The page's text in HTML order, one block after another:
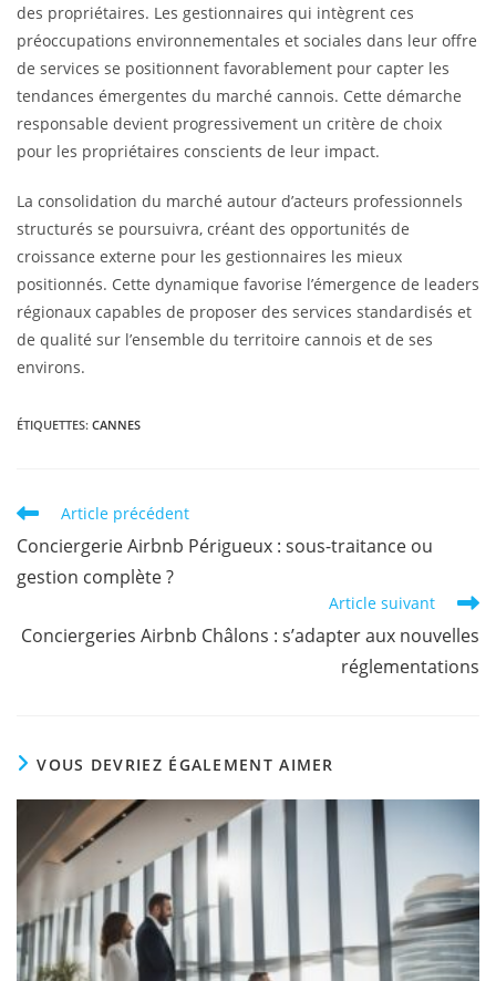
des propriétaires. Les gestionnaires qui intègrent ces
préoccupations environnementales et sociales dans leur offre
de services se positionnent favorablement pour capter les
tendances émergentes du marché cannois. Cette démarche
responsable devient progressivement un critère de choix
pour les propriétaires conscients de leur impact.
La consolidation du marché autour d’acteurs professionnels
structurés se poursuivra, créant des opportunités de
croissance externe pour les gestionnaires les mieux
positionnés. Cette dynamique favorise l’émergence de leaders
régionaux capables de proposer des services standardisés et
de qualité sur l’ensemble du territoire cannois et de ses
environs.
ÉTIQUETTES: CANNES
Article précédent
Conciergerie Airbnb Périgueux : sous-traitance ou
gestion complète ?
Article suivant
Conciergeries Airbnb Châlons : s’adapter aux nouvelles
réglementations
VOUS DEVRIEZ ÉGALEMENT AIMER